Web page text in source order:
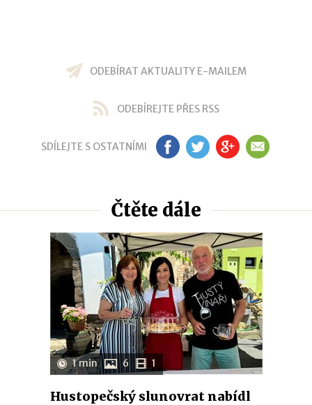
ODEBÍRAT AKTUALITY E-MAILEM
ODEBÍREJTE PŘES RSS
SDÍLEJTE S OSTATNÍMI FB TW GP EM
Čtěte dále
1 min 6 1
Hustopečský slunovrat nabídl